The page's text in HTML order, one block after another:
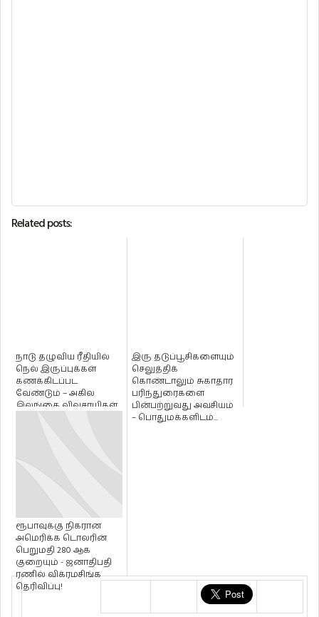
Related posts:
நாடு தழுவிய ரீதியில்
நெல் இருப்புக்கள்
கணக்கிடப்பட
வேண்டும் – அகில
இலங்கை விவசாயிகள்
சம்மேளனம் அரசாங...
இரு தடுப்பூசிகளையும்
செலுத்திக்
கொண்டாலும் சுகாதார
பரிந்துரைகளை
பின்பற்றுவது அவசியம்
– பொதுமக்களிடம்...
ரூபாவுக்கு நிகரான
அமெரிக்க டொலரின்
பெறுமதி 280 ஆக
குறையும் - ஜனாதிபதி
ரணில் விக்ரமசிங்க
தெரிவிப்பு!